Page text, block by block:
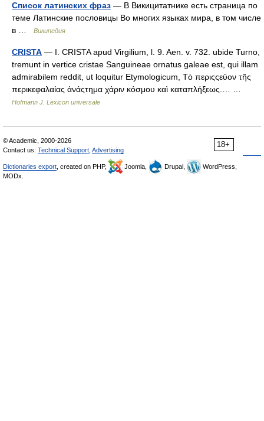
Список латинских фраз — В Викицитатнике есть страница по
теме Латинские пословицы Во многих языках мира, в том числе
в …
Википедия
CRISTA — I. CRISTA apud Virgilium, l. 9. Aen. v. 732. ubide Turno,
tremunt in vertice cristae Sanguineae ornatus galeae est, qui illam
admirabilem reddit, ut loquitur Etymologicum, Τὸ περιςςεϋον τῆς
περικεφαλαίας ἀνάςτημα χάριν κόσμου καὶ καταπλήξεως.… …
Hofmann J. Lexicon universale
18+
© Academic, 2000-2026
Contact us: Technical Support Advertising
Dictionaries export , created on PHP, Joomla, Drupal,
WordPress,
MODx.